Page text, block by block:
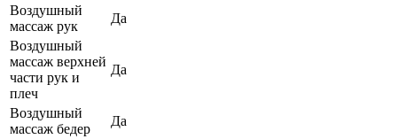
Воздушный
массаж рук
Да
Воздушный
массаж верхней
части рук и
плеч
Да
Воздушный
массаж бедер
Да